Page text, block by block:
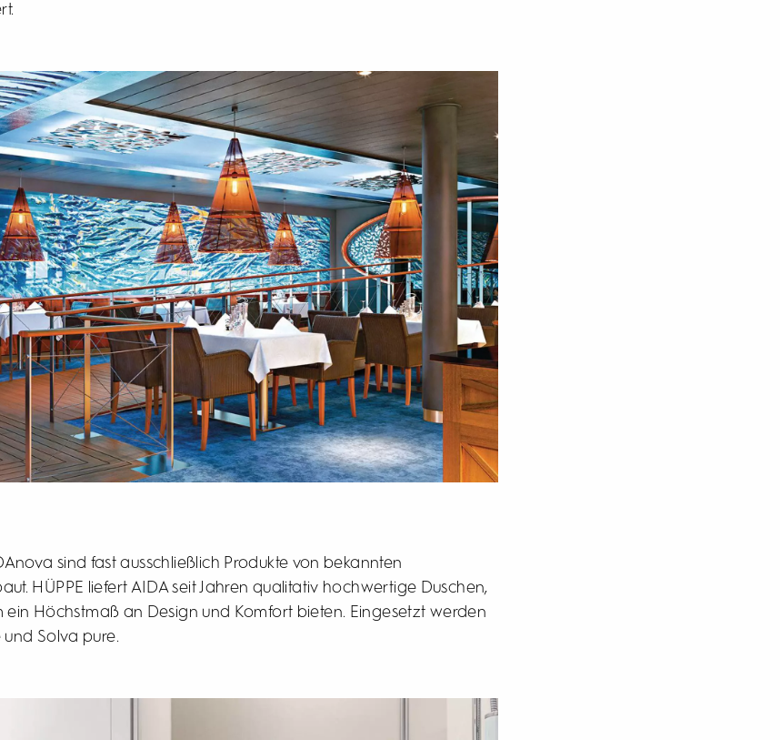
sind fast ausschließlich Produkte von bekannten
HÜPPE liefert AIDA seit Jahren qualitativ hochwertige Duschen,
ein Höchstmaß an Design und Komfort bieten. Eingesetzt werden
Solva pure.